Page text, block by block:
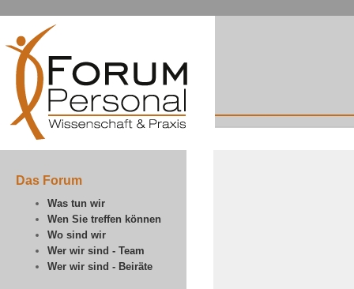
Das Forum
Was tun wir
Wen Sie treffen können
Wo sind wir
Wer wir sind - Team
Wer wir sind - Beiräte